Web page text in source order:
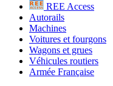
REE Access
Autorails
Machines
Voitures et fourgons
Wagons et grues
Véhicules routiers
Armée Française